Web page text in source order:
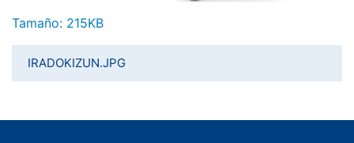
Haga clic aquí para ver la imagen a tamaño completo…
Tamaño: 215KB
IRADOKIZUN.JPG